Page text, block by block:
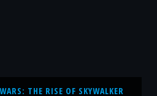
THE RISE OF SKYWALKER